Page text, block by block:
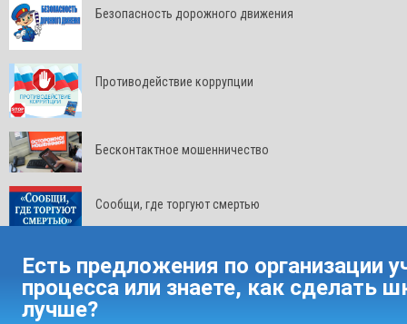
Безопасность дорожного движения
Противодействие коррупции
Бесконтактное мошенничество
Сообщи, где торгуют смертью
Есть предложения по организации
процесса или знаете, как сделать
лучше?